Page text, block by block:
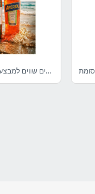
, הוספנו עוד בקבוקים שווים למבצעים והם רותחים מתמיד🔥 | פרסומת